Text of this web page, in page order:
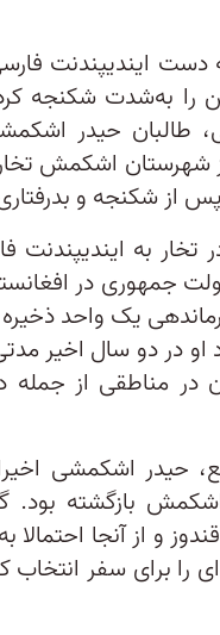
دست ایندیپندنت
را به‌شدت شکنجه
طالبان حیدر
اشکمش تخار
از شکنجه و
تخار به
جمهوری در
یک واحد
در دو سال اخیر
در مناطقی از
حیدر اشکمشی
بازگشته
و از آنجا
را برای سفر